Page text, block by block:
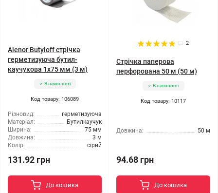
Alenor Butyloff стрічка
герметизуюча бутил-
каучукова 1х75 мм (3 м)
В наявності
Код товару: 106089
Різновид:
герметизуюча
Матеріал:
Бутилкаучук
Ширина:
75 мм
Довжина:
3 м
Колір:
сірий
131.92 грн
До кошика
2
Стрічка паперова
перфорована 50 м (50 м)
В наявності
Код товару: 10117
Довжина: 50 м
94.68 грн
До кошика